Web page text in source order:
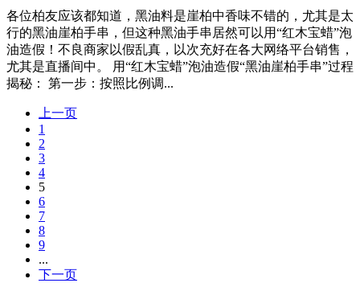
各位柏友应该都知道，黑油料是崖柏中香味不错的，尤其是太
行的黑油崖柏手串，但这种黑油手串居然可以用“红木宝蜡”泡
油造假！不良商家以假乱真，以次充好在各大网络平台销售，
尤其是直播间中。 用“红木宝蜡”泡油造假“黑油崖柏手串”过程
揭秘： 第一步：按照比例调...
上一页
1
2
3
4
5
6
7
8
9
...
下一页